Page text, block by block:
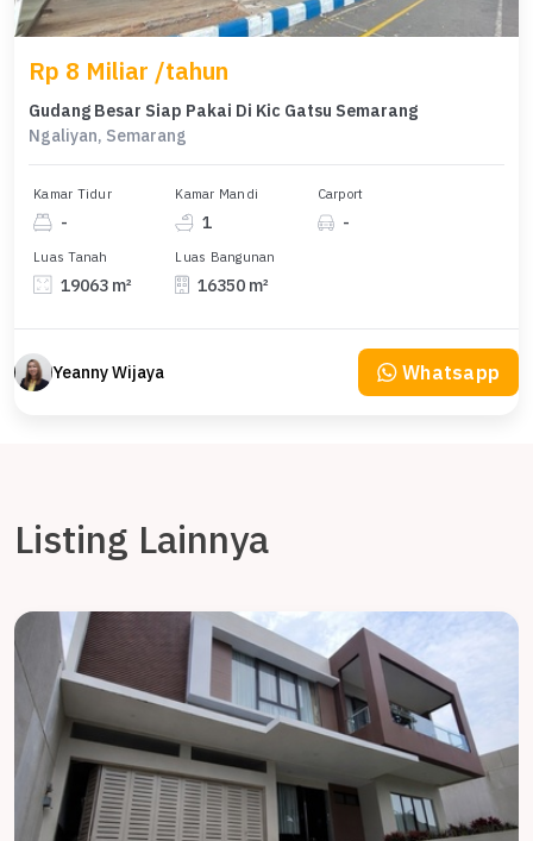
Rp 8 Miliar /tahun
Gudang Besar Siap Pakai Di Kic Gatsu Semarang
Ngaliyan, Semarang
Kamar Tidur
-
Kamar Mandi
1
Carport
-
Luas Tanah
19063 m²
Luas Bangunan
16350 m²
Yeanny Wijaya Whatsapp
Listing Lainnya